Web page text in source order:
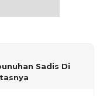
Sadis Di